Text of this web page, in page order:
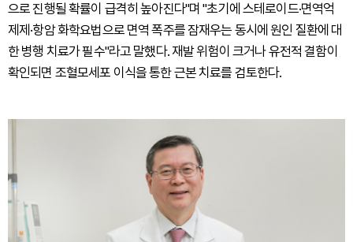
으로 진행될 확률이 급격히 높아진다"며 "초기에 스테로이드·면역억
제제·항암 화학요법으로 면역 폭주를 잠재우는 동시에 원인 질환에 대
한 병행 치료가 필수"라고 말했다. 재발 위험이 크거나 유전적 결함이
확인되면 조혈모세포 이식을 통한 근본 치료를 검토한다.